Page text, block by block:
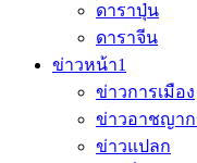
ดาราปุ่น
ดาราจีน
ข่าวหน้า1
ข่าวการเมือง
ข่าวอาชญาก
ข่าวแปลก